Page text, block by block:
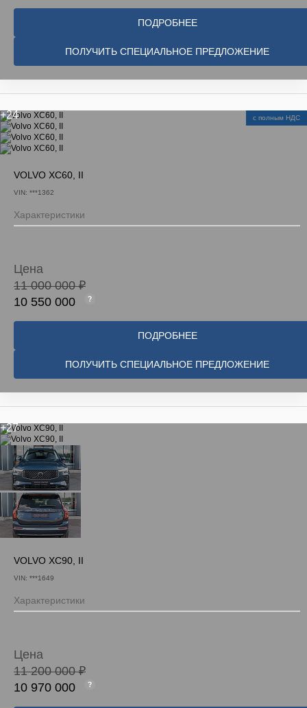
ПОДРОБНЕЕ
ПОЛУЧИТЬ СПЕЦИАЛЬНОЕ ПРЕДЛОЖЕНИЕ
с полным НДС
+24
VOLVO XC60, II
VIN: ***1362
Характеристики
Цена
11 000 000 ₽
10 550 000
ПОДРОБНЕЕ
ПОЛУЧИТЬ СПЕЦИАЛЬНОЕ ПРЕДЛОЖЕНИЕ
+27
VOLVO XC90, II
VIN: ***1649
Характеристики
Цена
11 200 000 ₽
10 970 000